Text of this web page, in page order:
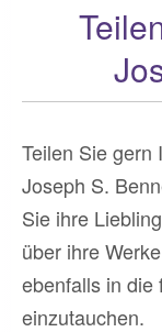
Teilen Sie gern
Joseph S.
Sie ihre
über ihre
ebenfalls in die
einzutauchen.